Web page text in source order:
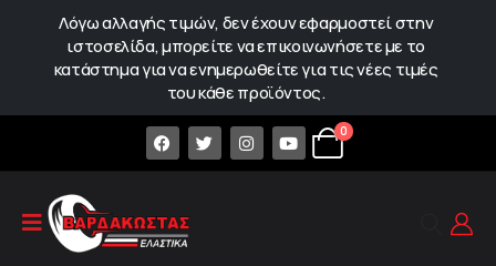
Λόγω αλλαγής τιμών, δεν έχουν εφαρμοστεί στην
ιστοσελίδα, μπορείτε να επικοινωνήσετε με το
κατάστημα για να ενημερωθείτε για τις νέες τιμές
του κάθε προϊόντος.
0